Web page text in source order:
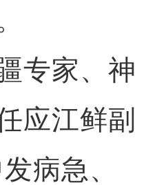
家、神
应江鲜副
病急、